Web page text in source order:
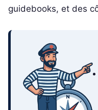
guidebooks, et des